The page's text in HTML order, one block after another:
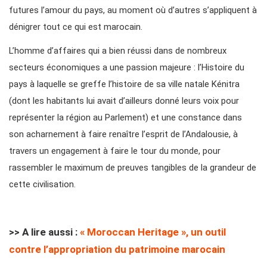
futures l’amour du pays, au moment où d’autres s’appliquent à
dénigrer tout ce qui est marocain.
L’homme d’affaires qui a bien réussi dans de nombreux
secteurs économiques a une passion majeure : l’Histoire du
pays à laquelle se greffe l’histoire de sa ville natale Kénitra
(dont les habitants lui avait d’ailleurs donné leurs voix pour
représenter la région au Parlement) et une constance dans
son acharnement à faire renaître l’esprit de l’Andalousie, à
travers un engagement à faire le tour du monde, pour
rassembler le maximum de preuves tangibles de la grandeur de
cette civilisation.
>> A lire aussi : « Moroccan Heritage », un outil
contre l’appropriation du patrimoine marocain